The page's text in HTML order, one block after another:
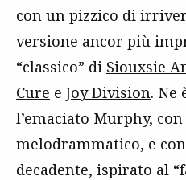
con un pizzico di
versione ancor più
“classico” di Siouxsie
Cure e Joy Division. Ne
l’emaciato Murphy,
melodrammatico, e
decadente, ispirato al